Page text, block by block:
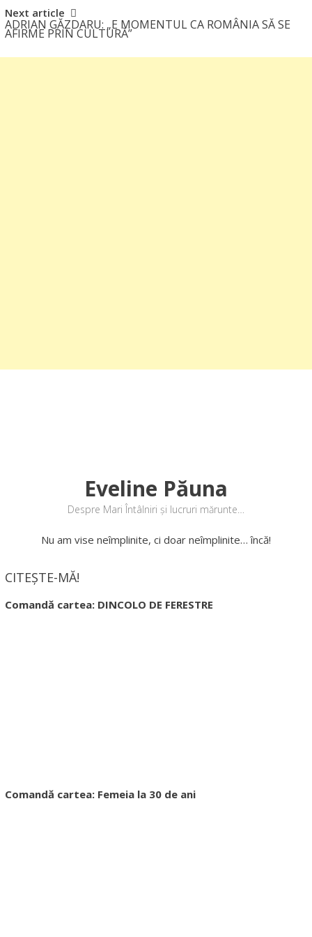
Next article
ADRIAN GĂZDARU: „E MOMENTUL CA ROMÂNIA SĂ SE
AFIRME PRIN CULTURĂ”
Eveline Păuna
Despre Mari Întâlniri și lucruri mărunte…
Nu am vise neîmplinite, ci doar neîmplinite… încă!
CITEȘTE-MĂ!
Comandă cartea: DINCOLO DE FERESTRE
Comandă cartea: Femeia la 30 de ani